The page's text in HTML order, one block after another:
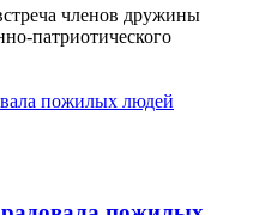
членов дружины